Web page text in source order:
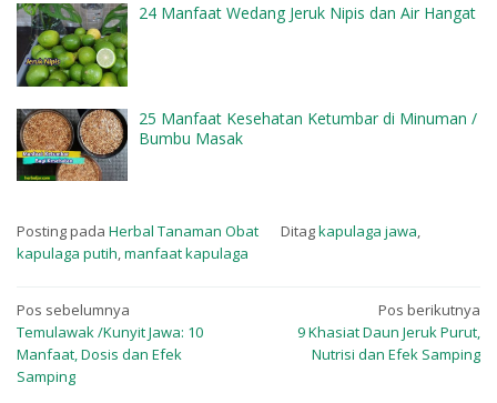
24 Manfaat Wedang Jeruk Nipis dan Air Hangat
25 Manfaat Kesehatan Ketumbar di Minuman /
Bumbu Masak
Posting pada Herbal Tanaman Obat Ditagkapulaga jawa,
kapulaga putih,manfaat kapulaga
Navigasi
pos
Pos sebelumnya
Temulawak /Kunyit Jawa: 10
Manfaat, Dosis dan Efek
Samping
Pos berikutnya
9 Khasiat Daun Jeruk Purut,
Nutrisi dan Efek Samping